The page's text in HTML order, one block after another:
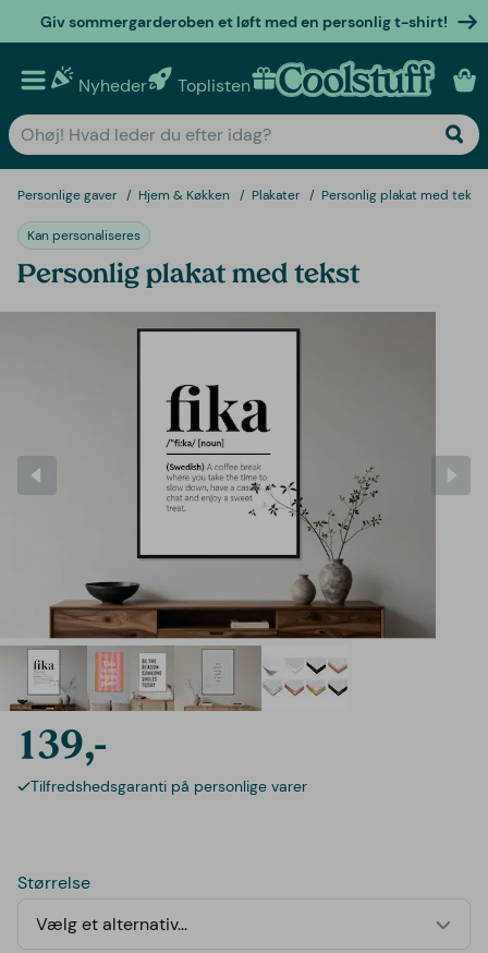
Giv sommergarderoben et løft med en personlig t-shirt!
Nyheder Toplisten Personlige gaver
Personlige gaver Hjem & Køkken Plakater Personlig plakat med tekst
Kan personaliseres
Personlig plakat med tekst
139,-
Tilfredshedsgaranti på personlige varer
Størrelse
Vælg et alternativ...